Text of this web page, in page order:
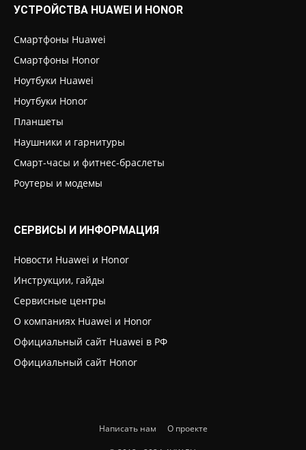
УСТРОЙСТВА HUAWEI И HONOR
Смартфоны Huawei
Смартфоны Honor
Ноутбуки Huawei
Ноутбуки Honor
Планшеты
Наушники и гарнитуры
Смарт-часы и фитнес-браслеты
Роутеры и модемы
СЕРВИСЫ И ИНФОРМАЦИЯ
Новости Huawei и Honor
Инструкции, гайды
Сервисные центры
О компаниях Huawei и Honor
Официальный сайт Huawei в РФ
Официальный сайт Honor
Написать нам О проекте